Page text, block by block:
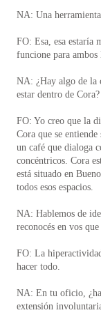
NA: Una
FO: Esa, esa estaría
funcione para ambos
NA: ¿Hay algo de la
estar dentro de Cora?
FO: Yo creo que la
Cora que se
un café que dialoga
concéntricos. Cora
está situado en
todos esos espacios.
NA: Hablemos de
reconocés en vos
FO: La
hacer todo.
NA: En tu oficio,
extensión